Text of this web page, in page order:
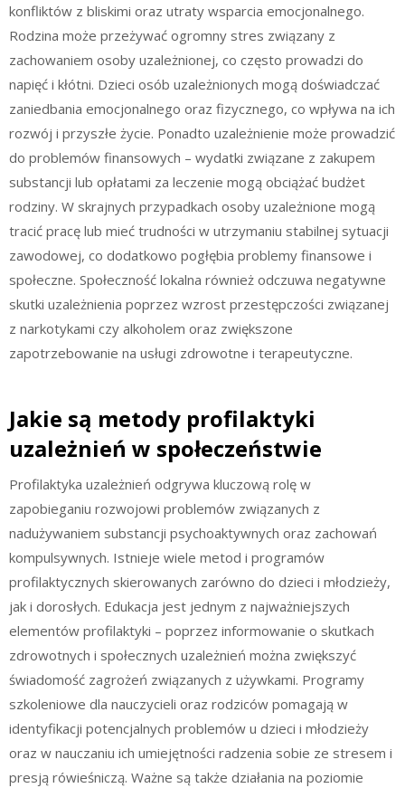
konfliktów z bliskimi oraz utraty wsparcia emocjonalnego.
Rodzina może przeżywać ogromny stres związany z
zachowaniem osoby uzależnionej, co często prowadzi do
napięć i kłótni. Dzieci osób uzależnionych mogą doświadczać
zaniedbania emocjonalnego oraz fizycznego, co wpływa na ich
rozwój i przyszłe życie. Ponadto uzależnienie może prowadzić
do problemów finansowych – wydatki związane z zakupem
substancji lub opłatami za leczenie mogą obciążać budżet
rodziny. W skrajnych przypadkach osoby uzależnione mogą
tracić pracę lub mieć trudności w utrzymaniu stabilnej sytuacji
zawodowej, co dodatkowo pogłębia problemy finansowe i
społeczne. Społeczność lokalna również odczuwa negatywne
skutki uzależnienia poprzez wzrost przestępczości związanej
z narkotykami czy alkoholem oraz zwiększone
zapotrzebowanie na usługi zdrowotne i terapeutyczne.
Jakie są metody profilaktyki
uzależnień w społeczeństwie
Profilaktyka uzależnień odgrywa kluczową rolę w
zapobieganiu rozwojowi problemów związanych z
nadużywaniem substancji psychoaktywnych oraz zachowań
kompulsywnych. Istnieje wiele metod i programów
profilaktycznych skierowanych zarówno do dzieci i młodzieży,
jak i dorosłych. Edukacja jest jednym z najważniejszych
elementów profilaktyki – poprzez informowanie o skutkach
zdrowotnych i społecznych uzależnień można zwiększyć
świadomość zagrożeń związanych z używkami. Programy
szkoleniowe dla nauczycieli oraz rodziców pomagają w
identyfikacji potencjalnych problemów u dzieci i młodzieży
oraz w nauczaniu ich umiejętności radzenia sobie ze stresem i
presją rówieśniczą. Ważne są także działania na poziomie